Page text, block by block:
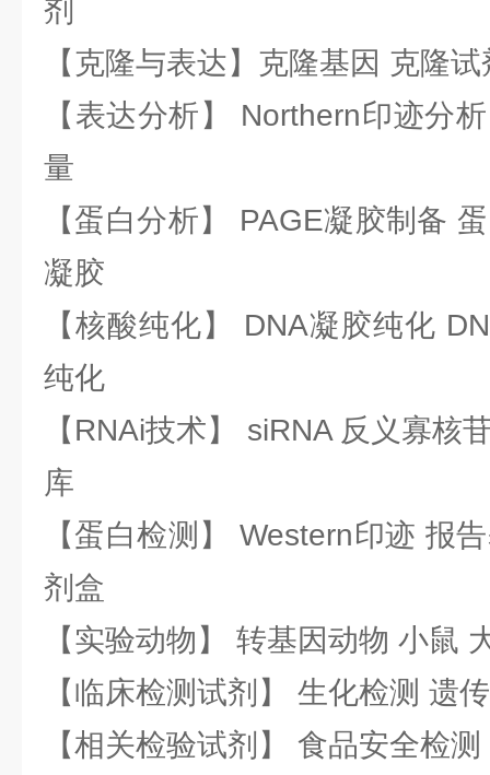
剂
【克隆与表达】克隆基因 克隆
【表达分析】 Northern印迹分
量
【蛋白分析】 PAGE凝胶制备
凝胶
【核酸纯化】 DNA凝胶纯化
纯化
【RNAi技术】 siRNA 反义寡核
库
【蛋白检测】 Western印迹 报
剂盒
【实验动物】 转基因动物 小鼠
【临床检测试剂】 生化检测 遗
【相关检验试剂】 食品安全检